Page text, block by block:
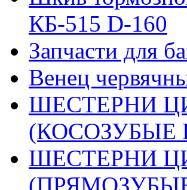
КБ-515 D-160
Запчасти для
Венец
ШЕСТЕРНИ
(КОСОЗУБЫЕ
ШЕСТЕРНИ
(ПРЯМОЗУБЫЕ